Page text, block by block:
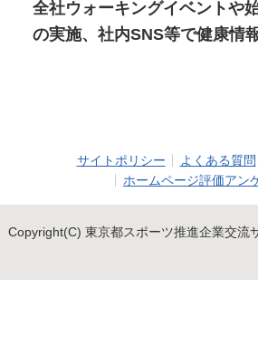
全社ウォーキングイベントや
の実施、社内SNS等で健康情
サイトポリシー よくある質問
ホームページ評価アン
Copyright(C) 東京都スポーツ推進企業交流